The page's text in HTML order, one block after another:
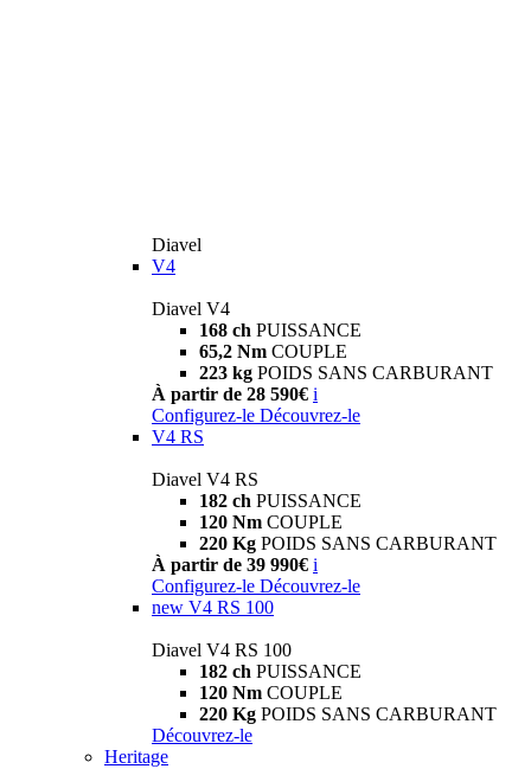
Diavel
V4
Diavel V4
168 ch PUISSANCE
65,2 Nm COUPLE
223 kg POIDS SANS CARBURANT
À partir de 28 590€ i
Configurez-le Découvrez-le
V4 RS
Diavel V4 RS
182 ch PUISSANCE
120 Nm COUPLE
220 Kg POIDS SANS CARBURANT
À partir de 39 990€ i
Configurez-le Découvrez-le
new V4 RS 100
Diavel V4 RS 100
182 ch PUISSANCE
120 Nm COUPLE
220 Kg POIDS SANS CARBURANT
Découvrez-le
Heritage